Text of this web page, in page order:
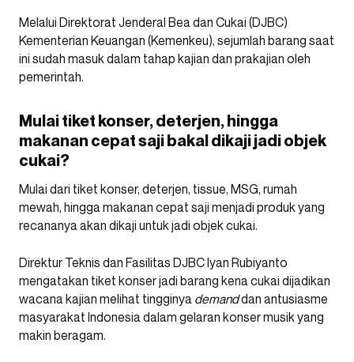
Melalui Direktorat Jenderal Bea dan Cukai (DJBC)
Kementerian Keuangan (Kemenkeu), sejumlah barang saat
ini sudah masuk dalam tahap kajian dan prakajian oleh
pemerintah.
Mulai tiket konser, deterjen, hingga
makanan cepat saji bakal dikaji jadi objek
cukai?
Mulai dari tiket konser, deterjen, tissue, MSG, rumah
mewah, hingga makanan cepat saji menjadi produk yang
recananya akan dikaji untuk jadi objek cukai.
Direktur Teknis dan Fasilitas DJBC Iyan Rubiyanto
mengatakan tiket konser jadi barang kena cukai dijadikan
wacana kajian melihat tingginya demanddan antusiasme
masyarakat Indonesia dalam gelaran konser musik yang
makin beragam.